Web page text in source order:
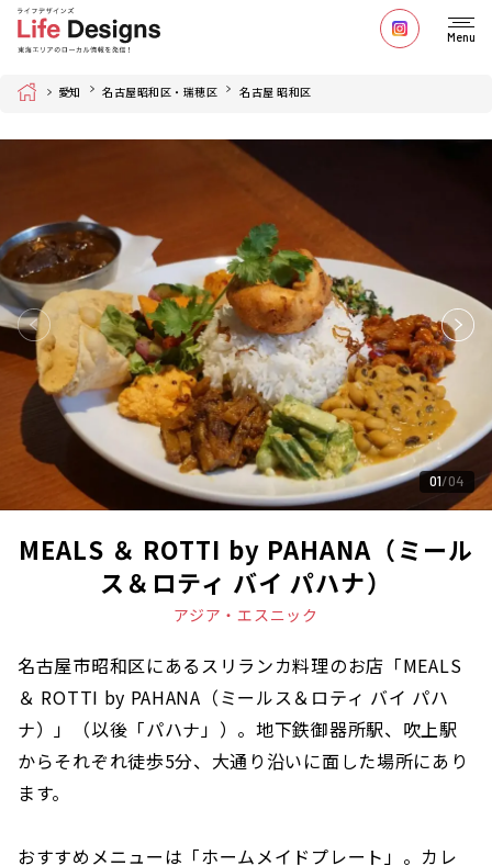
Menu
Home 愛知 名古屋昭和区・瑞穂区 名古屋 昭和区
01 04
MEALS ＆ ROTTI by PAHANA（ミール
ス＆ロティ バイ パハナ）
アジア・エスニック
名古屋市昭和区にあるスリランカ料理のお店「MEALS
＆ ROTTI by PAHANA（ミールス＆ロティ バイ パハ
ナ）」（以後「パハナ」）。地下鉄御器所駅、吹上駅
からそれぞれ徒歩5分、大通り沿いに面した場所にあり
ます。
おすすめメニューは「ホームメイドプレート」。カレ